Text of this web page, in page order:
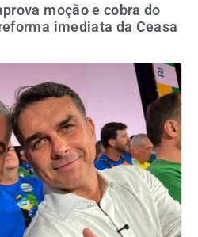
moção e cobra do
imediata da Ceasa